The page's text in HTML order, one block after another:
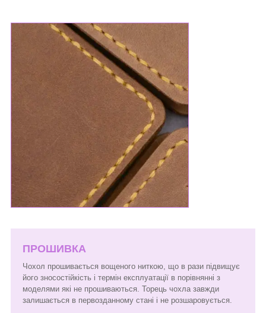
ПРОШИВКА
Чохол прошивається вощеного ниткою, що в рази підвищує
його зносостійкість і термін експлуатації в порівнянні з
моделями які не прошиваються. Торець чохла завжди
залишається в первозданному стані і не розшаровується.